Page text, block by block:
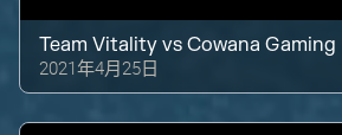
Team Vitality vsCowana Gaming
2021年4月25日